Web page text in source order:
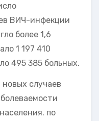
ВИЧ-инфекции
более 1,6
1 197 410
495 385 больных.
случаев
по